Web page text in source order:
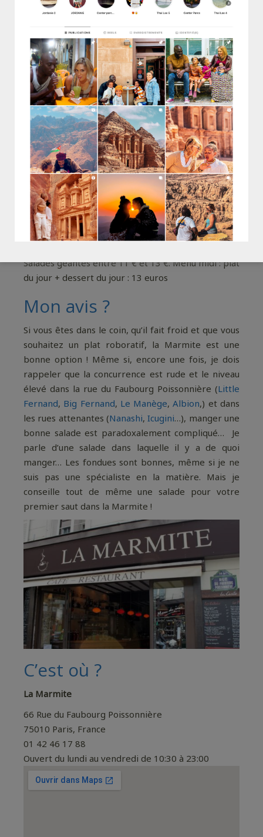
C’est combien ?
Salades géantes entre 11 € et 13 €. Menu midi : plat
du jour + dessert du jour : 13 euros
Mon avis ?
Si vous êtes dans le coin, qu’il fait froid et que vous
souhaitez un plat roboratif, la Marmite est une
bonne option ! Même si, encore une fois, je dois
rappeler que la concurrence est rude et le niveau
élevé dans la rue du Faubourg Poissonnière (Little
Fernand, Big Fernand, Le Manège,Albion,) et dans
les rues attenantes (Nanashi,Icugini…), manger une
bonne salade est paradoxalement compliqué… Je
parle d’une salade dans laquelle il y a de quoi
manger… Les fondues sont bonnes, même si je ne
suis pas une spécialiste en la matière. Mais je
conseille tout de même une salade pour votre
premier saut dans la Marmite !
C’est où ?
La Marmite
66 Rue du Faubourg Poissonnière
75010 Paris, France
01 42 46 17 88
Ouvert du lundi au vendredi de 10:30 à 23:00